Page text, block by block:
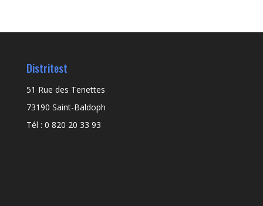
Distritest
51 Rue des Tenettes
73190 Saint-Baldoph
Tél : 0 820 20 33 93